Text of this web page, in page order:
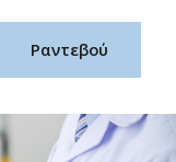
Ραντεβού